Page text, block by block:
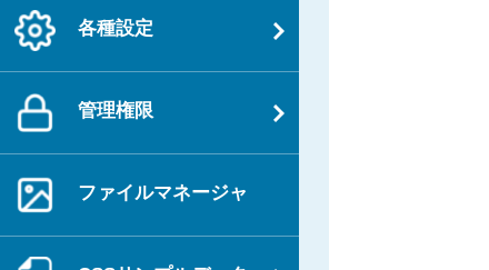
各種設定
管理権限
ファイルマネージャ